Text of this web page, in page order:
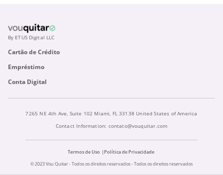
By ETUS Digital LLC
Cartão de Crédito
Empréstimo
Conta Digital
7265 NE 4th Ave, Suite 102 Miami, FL 33138 United States of America
Contact Information: contato@vouquitar.com
Termos de Uso
Política de Privacidade
© 2023 Vou Quitar - Todos os direitos reservados - Todos os direitos reservados